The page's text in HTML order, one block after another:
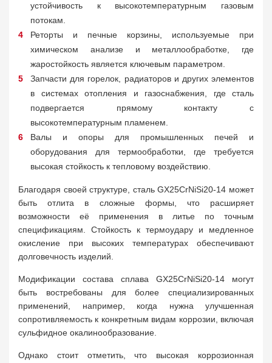
устойчивость к высокотемпературным газовым
потокам.
Реторты и печные корзины, используемые при
химическом анализе и металлообработке, где
жаростойкость является ключевым параметром.
Запчасти для горелок, радиаторов и других элементов
в системах отопления и газоснабжения, где сталь
подвергается прямому контакту с
высокотемпературным пламенем.
Валы и опоры для промышленных печей и
оборудования для термообработки, где требуется
высокая стойкость к тепловому воздействию.
Благодаря своей структуре, сталь GX25CrNiSi20-14 может
быть отлита в сложные формы, что расширяет
возможности её применения в литье по точным
спецификациям. Стойкость к термоудару и медленное
окисление при высоких температурах обеспечивают
долговечность изделий.
Модификации состава сплава GX25CrNiSi20-14 могут
быть востребованы для более специализированных
применений, например, когда нужна улучшенная
сопротивляемость к конкретным видам коррозии, включая
сульфидное окалинообразование.
Однако стоит отметить, что высокая коррозионная